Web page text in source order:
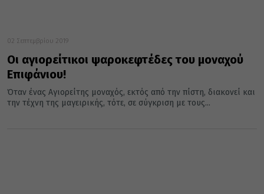
02 Σεπτεμβρίου 2019
Οι αγιορείτικοι ψαροκεφτέδες του μοναχού
Επιφάνιου!
Όταν ένας Αγιορείτης μοναχός, εκτός από την πίστη, διακονεί και
την τέχνη της μαγειρικής, τότε, σε σύγκριση με τους...